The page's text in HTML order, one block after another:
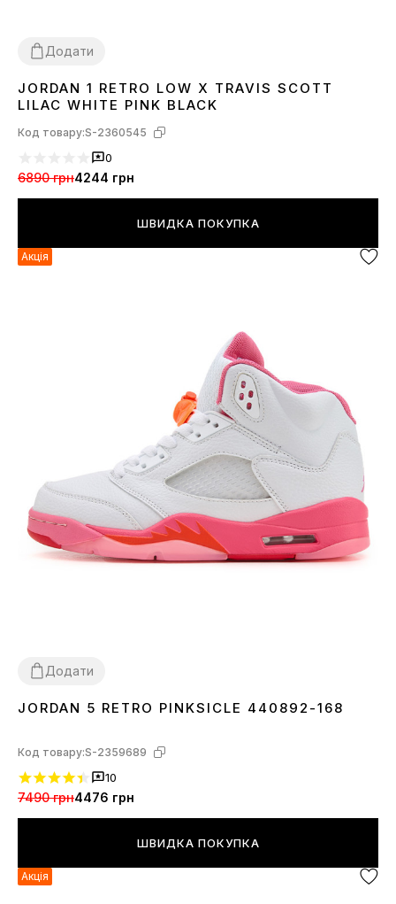
Додати
36373839 4041
JORDAN 1 RETRO LOW X TRAVIS SCOTT
LILAC WHITE PINK BLACK
Код товару:S-2360545
0
6890 грн4244 грн
ШВИДКА ПОКУПКА
Акція
Додати
3637384041
JORDAN 5 RETRO PINKSICLE 440892-168
Код товару:S-2359689
10
7490 грн4476 грн
ШВИДКА ПОКУПКА
Акція